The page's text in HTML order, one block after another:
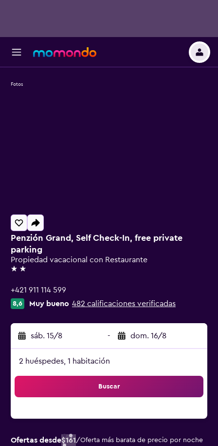
Penzión Grand, Self Check-In, free private
parking
Propiedad vacacional con Restaurante
2 estrellas
+421 911 114 599
8,6 Muy bueno 482 calificaciones verificadas
sáb. 15/8 - dom. 16/8
2 huéspedes, 1 habitación
Buscar
Ofertas desde$161/Oferta más barata de precio por noche
Fotos